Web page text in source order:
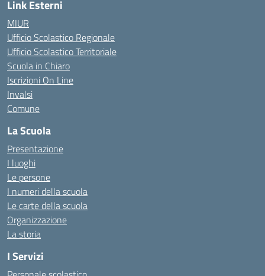
Link Esterni
MIUR
Ufficio Scolastico Regionale
Ufficio Scolastico Territoriale
Scuola in Chiaro
Iscrizioni On Line
Invalsi
Comune
La Scuola
Presentazione
I luoghi
Le persone
I numeri della scuola
Le carte della scuola
Organizzazione
La storia
I Servizi